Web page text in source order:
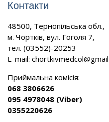
Контакти
48500, Тернопільська обл.,
м. Чортків, вул. Гоголя 7,
тел. (03552)-20253
E-mail:
Приймальна комісія:
068 3806626
095 4978048 (Viber)
0355220626